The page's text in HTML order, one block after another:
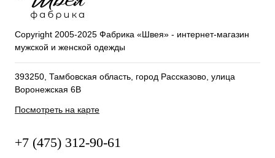
Copyright 2005-2025 Фабрика «Швея» - интернет-магазин
мужской и женской одежды
393250, Тамбовская область, город Рассказово, улица
Воронежская 6В
Посмотреть на карте
+7 (475) 312-90-61